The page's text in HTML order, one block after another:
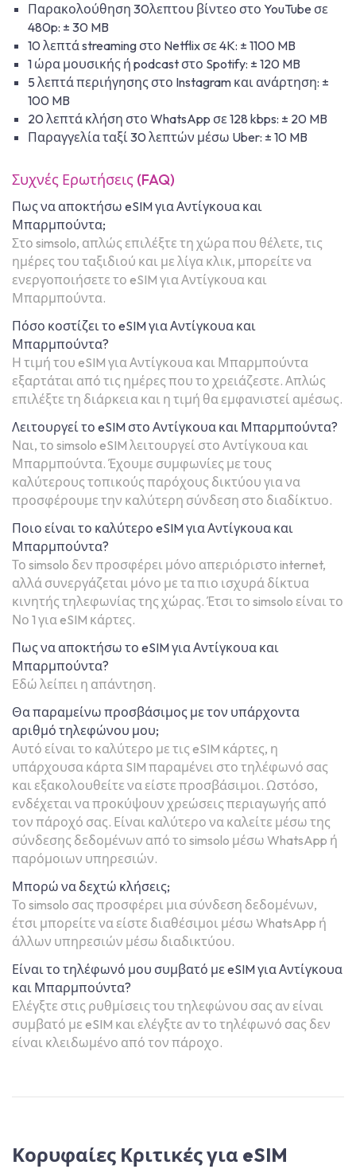
Παρακολούθηση 30λεπτου βίντεο στο YouTube σε
480p: ± 30 MB
10 λεπτά streaming στο Netflix σε 4K: ± 1100 MB
1 ώρα μουσικής ή podcast στο Spotify: ± 120 MB
5 λεπτά περιήγησης στο Instagram και ανάρτηση: ±
100 MB
20 λεπτά κλήση στο WhatsApp σε 128 kbps: ± 20 MB
Παραγγελία ταξί 30 λεπτών μέσω Uber: ± 10 MB
Συχνές Ερωτήσεις (FAQ)
Πως να αποκτήσω eSIM για Αντίγκουα και
Μπαρμπούντα;
Στο simsolo, απλώς επιλέξτε τη χώρα που θέλετε, τις
ημέρες του ταξιδιού και με λίγα κλικ, μπορείτε να
ενεργοποιήσετε το eSIM για Αντίγκουα και
Μπαρμπούντα.
Πόσο κοστίζει το eSIM για Αντίγκουα και
Μπαρμπούντα?
Η τιμή του eSIM για Αντίγκουα και Μπαρμπούντα
εξαρτάται από τις ημέρες που το χρειάζεστε. Απλώς
επιλέξτε τη διάρκεια και η τιμή θα εμφανιστεί αμέσως.
Λειτουργεί το eSIM στο Αντίγκουα και Μπαρμπούντα?
Ναι, το simsolo eSIM λειτουργεί στο Αντίγκουα και
Μπαρμπούντα. Έχουμε συμφωνίες με τους
καλύτερους τοπικούς παρόχους δικτύου για να
προσφέρουμε την καλύτερη σύνδεση στο διαδίκτυο.
Ποιο είναι το καλύτερο eSIM για Αντίγκουα και
Μπαρμπούντα?
Το simsolo δεν προσφέρει μόνο απεριόριστο internet,
αλλά συνεργάζεται μόνο με τα πιο ισχυρά δίκτυα
κινητής τηλεφωνίας της χώρας. Έτσι το simsolo είναι το
Νο 1 για eSIM κάρτες.
Πως να αποκτήσω το eSIM για Αντίγκουα και
Μπαρμπούντα?
Εδώ λείπει η απάντηση.
Θα παραμείνω προσβάσιμος με τον υπάρχοντα
αριθμό τηλεφώνου μου;
Αυτό είναι το καλύτερο με τις eSIM κάρτες, η
υπάρχουσα κάρτα SIM παραμένει στο τηλέφωνό σας
και εξακολουθείτε να είστε προσβάσιμοι. Ωστόσο,
ενδέχεται να προκύψουν χρεώσεις περιαγωγής από
τον πάροχό σας. Είναι καλύτερο να καλείτε μέσω της
σύνδεσης δεδομένων από το simsolo μέσω WhatsApp ή
παρόμοιων υπηρεσιών.
Μπορώ να δεχτώ κλήσεις;
Το simsolo σας προσφέρει μια σύνδεση δεδομένων,
έτσι μπορείτε να είστε διαθέσιμοι μέσω WhatsApp ή
άλλων υπηρεσιών μέσω διαδικτύου.
Είναι το τηλέφωνό μου συμβατό με eSIM για Αντίγκουα
και Μπαρμπούντα?
Ελέγξτε στις ρυθμίσεις του τηλεφώνου σας αν είναι
συμβατό με eSIM και ελέγξτε αν το τηλέφωνό σας δεν
είναι κλειδωμένο από τον πάροχο.
Κορυφαίες Κριτικές για eSIM